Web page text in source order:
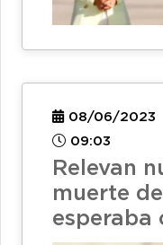
08/06/2023
09:03
Relevan
muerte
esperaba